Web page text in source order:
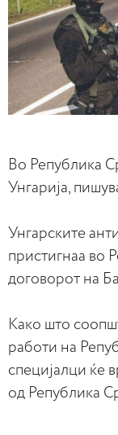
Во Република
Унгарија,
Унгарските
пристигнаа во
договорот на
Како што
работи на
специјалци ќе
од Република